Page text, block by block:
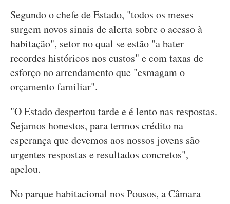
Segundo o chefe de Estado, "todos os meses
surgem novos sinais de alerta sobre o acesso à
habitação", setor no qual se estão "a bater
recordes históricos nos custos" e com taxas de
esforço no arrendamento que "esmagam o
orçamento familiar".
"O Estado despertou tarde e é lento nas respostas.
Sejamos honestos, para termos crédito na
esperança que devemos aos nossos jovens são
urgentes respostas e resultados concretos",
apelou.
No parque habitacional nos Pousos, a Câmara